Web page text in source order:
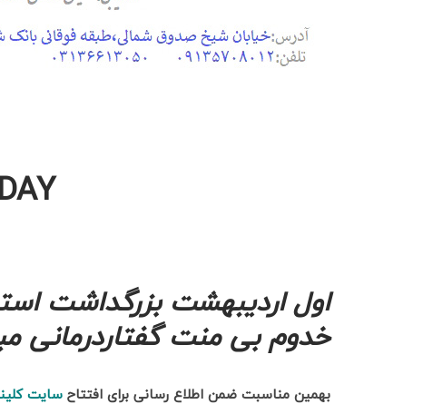
اول اردیبهشتبزرگداشت
خدوم بی منت گفتاردرمانی
بهمین مناسبت ضمن اطلاع رسانی برای افتتاحسایت